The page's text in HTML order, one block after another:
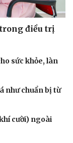
đêm khuya
tâm hồn
điều trị
sức khỏe, làn
như chuẩn bị từ
cười) ngoài